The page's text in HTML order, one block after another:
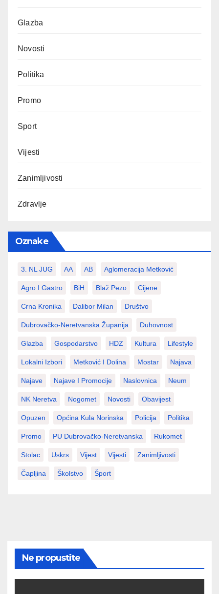
Glazba
Novosti
Politika
Promo
Sport
Vijesti
Zanimljivosti
Zdravlje
Oznake
3. NL JUG AA AB Aglomeracija Metković
Agro I Gastro BiH Blaž Pezo Cijene
Crna Kronika Dalibor Milan Društvo
Dubrovačko-Neretvanska Županija Duhovnost
Glazba Gospodarstvo HDZ Kultura Lifestyle
Lokalni Izbori Metković I Dolina Mostar Najava
Najave Najave I Promocije Naslovnica Neum
NK Neretva Nogomet Novosti Obavijest
Opuzen Općina Kula Norinska Policija Politika
Promo PU Dubrovačko-Neretvanska Rukomet
Stolac Uskrs Vijest Vijesti Zanimljivosti
Čapljina Školstvo Šport
Ne propustite